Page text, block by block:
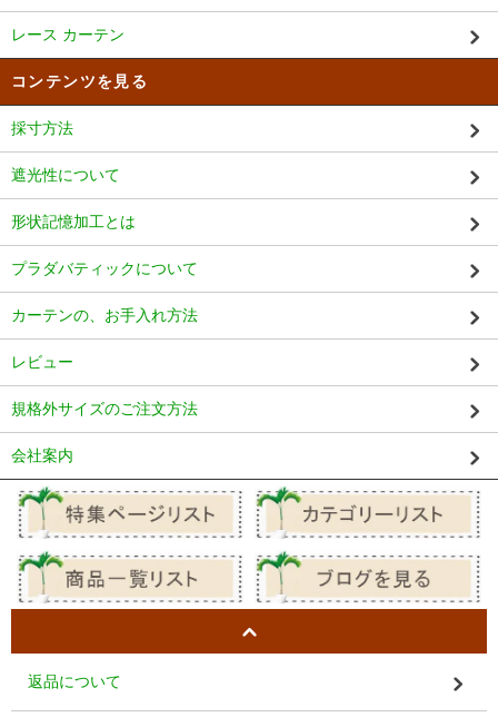
レース カーテン
コンテンツを見る
採寸方法
遮光性について
形状記憶加工とは
プラダバティックについて
カーテンの、お手入れ方法
レビュー
規格外サイズのご注文方法
会社案内
返品について